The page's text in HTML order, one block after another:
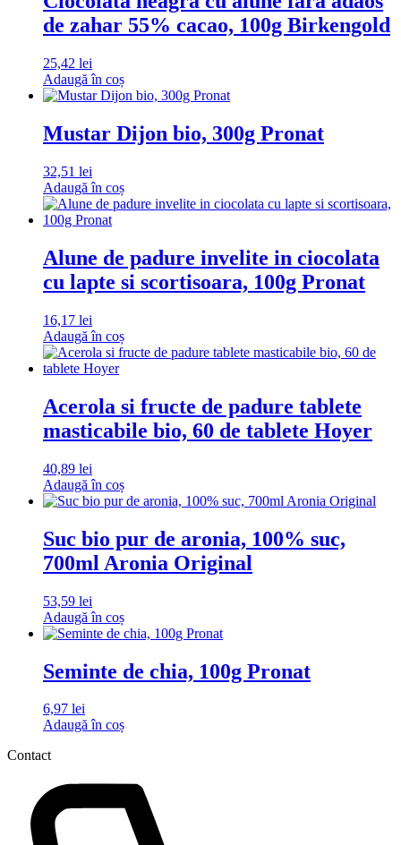
de zahar 55% cacao, 100g Birkengold
25,42 lei
Adaugă în coș
Mustar Dijon bio, 300g Pronat
32,51 lei
Adaugă în coș
Alune de padure invelite in ciocolata
cu lapte si scortisoara, 100g Pronat
16,17 lei
Adaugă în coș
Acerola si fructe de padure tablete
masticabile bio, 60 de tablete Hoyer
40,89 lei
Adaugă în coș
Suc bio pur de aronia, 100% suc,
700ml Aronia Original
53,59 lei
Adaugă în coș
Seminte de chia, 100g Pronat
6,97 lei
Adaugă în coș
Contact